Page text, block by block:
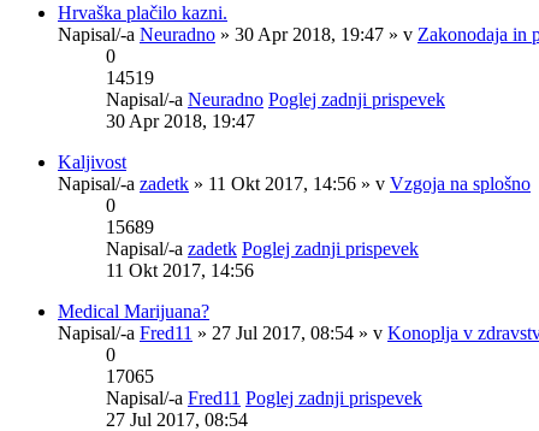
Hrvaška plačilo kazni.
Napisal/-a Neuradno » 30 Apr 2018, 19:47 » v Zakonodaja in
0
14519
Napisal/-a Neuradno Poglej zadnji prispevek
30 Apr 2018, 19:47
Kaljivost
Napisal/-a zadetk » 11 Okt 2017, 14:56 » v Vzgoja na splošno
0
15689
Napisal/-a zadetk Poglej zadnji prispevek
11 Okt 2017, 14:56
Medical Marijuana?
Napisal/-a Fred11 » 27 Jul 2017, 08:54 » v Konoplja v
0
17065
Napisal/-a Fred11 Poglej zadnji prispevek
27 Jul 2017, 08:54